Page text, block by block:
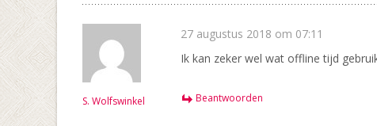
S. Wolfswinkel
27 augustus 2018 om 07:11
Ik kan zeker wel wat offline tijd
Beantwoorden